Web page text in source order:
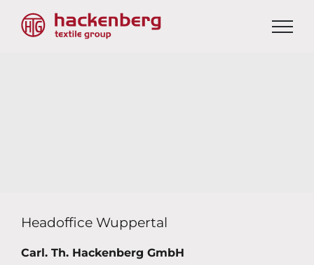
Headoffice Wuppertal
Carl. Th. Hackenberg GmbH